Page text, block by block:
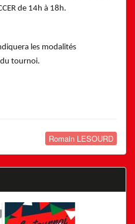
de 14h à 18h.
les modalités
tournoi.
Romain LESOURD